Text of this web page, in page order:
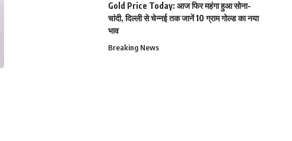
Gold Price Today: आज फिर महंगा हुआ सोना-
चांदी, दिल्ली से चेन्नई तक जानें 10 ग्राम गोल्ड का नया
भाव
Breaking News